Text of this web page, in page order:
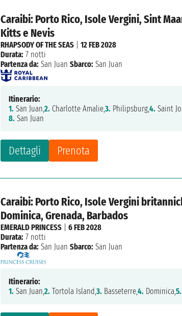
Caraibi: Porto Rico, Isole Vergini, Sint
Kitts e Nevis
Dettagli Prenota
RHAPSODY OF THE SEAS |12 FEB 2028
Durata: 7 notti
Partenza da: San Juan Sbarco: San Juan
Itinerario:
1. San Juan,2. Charlotte Amalie,3. Philipsburg,4. Saint
8. San Juan
Caraibi: Porto Rico, Isole Vergini
Dominica, Grenada, Barbados
EMERALD PRINCESS |6 FEB 2028
Durata: 7 notti
Partenza da: San Juan Sbarco: San Juan
Itinerario:
1. San Juan,2. Tortola Island,3. Basseterre,4. Dominica,5.